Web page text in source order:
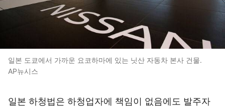
일본 도쿄에서 가까운 요코하마에 있는 닛산 자동차 본사 건물.
AP뉴시스
일본 하청법은 하청업자에 책임이 없음에도 발주자